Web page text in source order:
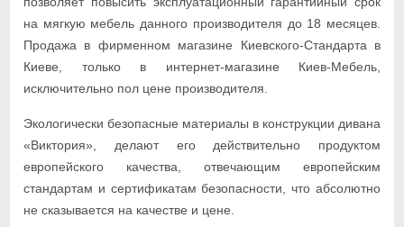
на мягкую мебель данного производителя до 18 месяцев.
Продажа в фирменном магазине Киевского-Стандарта в
Киеве, только в интернет-магазине Киев-Мебель,
исключительно пол цене производителя.
Экологически безопасные материалы в конструкции дивана
«Виктория», делают его действительно продуктом
европейского качества, отвечающим европейским
стандартам и сертификатам безопасности, что абсолютно
не сказывается на качестве и цене.